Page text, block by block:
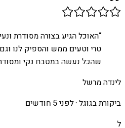
“האוכל הגיע בצורה מסודרת
טרי וטעים ממש והספיק לנו
שהכל נעשה במטבח נקי
לינדה מרשל
ביקורת בגוגל ·לפני 5 חודשים
ל